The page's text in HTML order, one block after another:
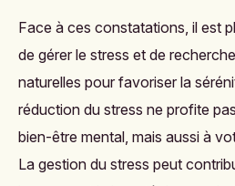
Face à ces constatations, il est
de gérer le stress et de
naturelles pour favoriser la
réduction du stress ne profite
bien-être mental, mais aussi à
La gestion du stress peut